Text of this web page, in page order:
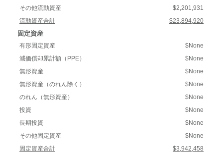
その他流動資産
$2,201,931
流動資産合計
$23,894,920
固定資産
有形固定資産
$None
減価償却累計額（PPE）
$None
無形資産
$None
無形資産（のれん除く）
$None
のれん（無形資産）
$None
投資
$None
長期投資
$None
その他固定資産
$None
固定資産合計
$3,942,458